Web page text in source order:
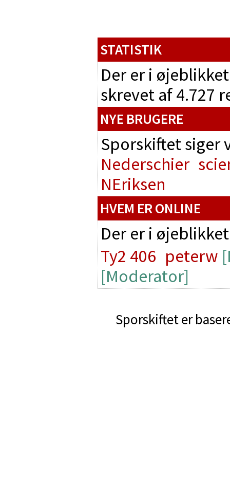
STATISTIK
Der er i
skrevet af 4.727
NYE BRUGERE
Sporskiftet
Nederschier
NEriksen
HVEM ER ONLINE
Der er i
Ty2 406 peterw
[Moderator]
Sporskiftet er